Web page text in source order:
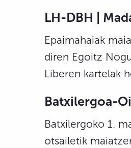
LH-DBH |
Epaimahaiak
diren Egoitz
Liberen kartelak
Batxilergoa-
Batxilergoko 1.
otsailetik